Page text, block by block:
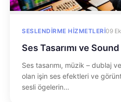
SESLENDIRME HIZMETLERI09
Ses Tasarımı ve
Ses tasarımı, müzik – dublaj
olan işin ses efektleri ve
sesli ögelerin…